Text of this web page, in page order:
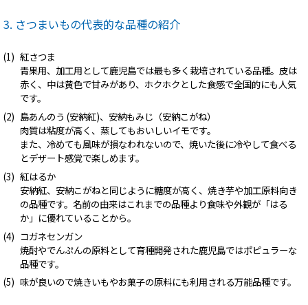
3. さつまいもの代表的な品種の紹介
紅さつま
青果用、加工用として鹿児島では最も多く栽培されている品種。皮は
赤く、中は黄色で甘みがあり、ホクホクとした食感で全国的にも人気
です。
島あんのう (安納紅)、安納もみじ（安納こがね）
肉質は粘度が高く、蒸してもおいしいイモです。
また、冷めても風味が損なわれないので、焼いた後に冷やして食べる
とデザート感覚で楽しめます。
紅はるか
安納紅、安納こがねと同じように糖度が高く、焼き芋や加工原料向き
の品種です。名前の由来はこれまでの品種より食味や外観が「はる
か」に優れていることから。
コガネセンガン
焼酎やでんぷんの原料として育種開発された鹿児島ではポピュラーな
品種です。
味が良いので焼きいもやお菓子の原料にも利用される万能品種です。